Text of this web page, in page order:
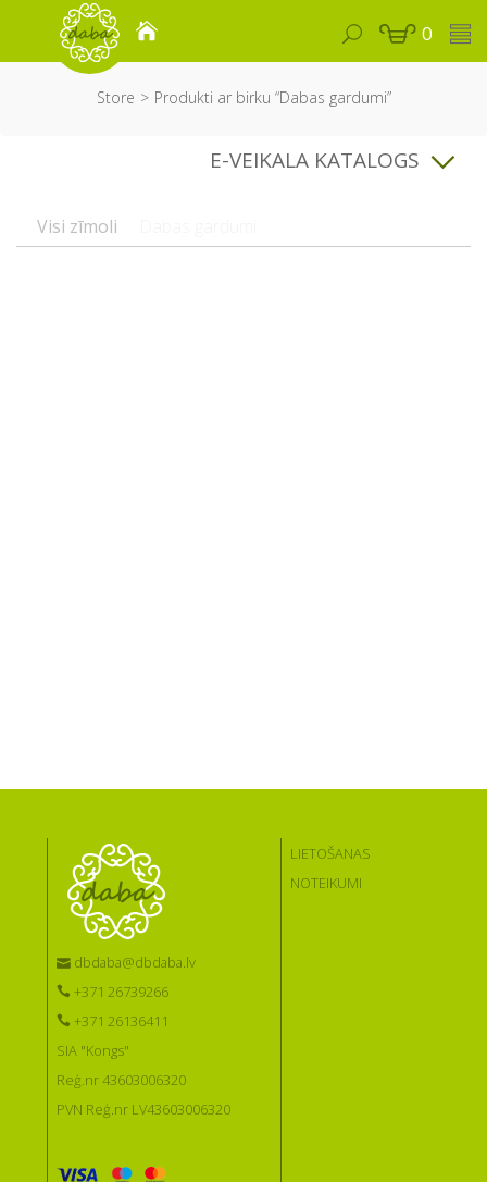
0
Store Produkti ar birku “Dabas gardumi”
E-VEIKALA KATALOGS
Visi zīmoli
dbdaba@dbdaba.lv
+371 26739266
+371 26136411
SIA "Kongs"
Reģ.nr 43603006320
PVN Reģ.nr LV43603006320
LIETOŠANAS
NOTEIKUMI